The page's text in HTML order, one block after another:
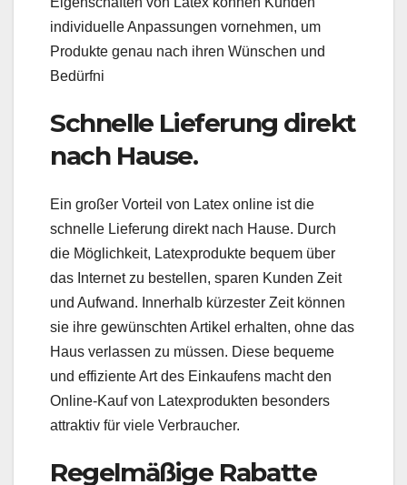
individuelle Anpassungen vornehmen, um
Produkte genau nach ihren Wünschen und
Bedürfni
Schnelle Lieferung direkt
nach Hause.
Ein großer Vorteil von Latex online ist die
schnelle Lieferung direkt nach Hause. Durch
die Möglichkeit, Latexprodukte bequem über
das Internet zu bestellen, sparen Kunden Zeit
und Aufwand. Innerhalb kürzester Zeit können
sie ihre gewünschten Artikel erhalten, ohne das
Haus verlassen zu müssen. Diese bequeme
und effiziente Art des Einkaufens macht den
Online-Kauf von Latexprodukten besonders
attraktiv für viele Verbraucher.
Regelmäßige Rabatte